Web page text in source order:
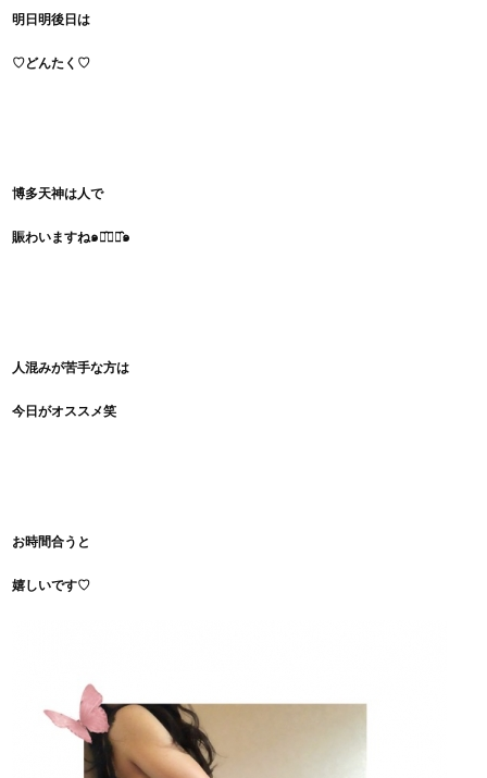
明日明後日は
♡どんたく♡
博多天神は人で
賑わいますね๑･̑◡･̑๑
人混みが苦手な方は
今日がオススメ笑
お時間合うと
嬉しいです♡